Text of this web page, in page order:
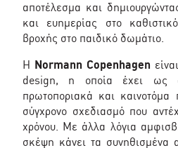
αποτέλεσμα και
και ευημερίας στο
βροχής στο παιδικό δωμάτιο.
Η Normann Copenhagen
design, η οποία έχει ως
πρωτοποριακά και καινοτόμα
σύγχρονο σχεδιασμό που
χρόνου. Με άλλα λόγια
σκέψη κάνει τα συνηθισμένα